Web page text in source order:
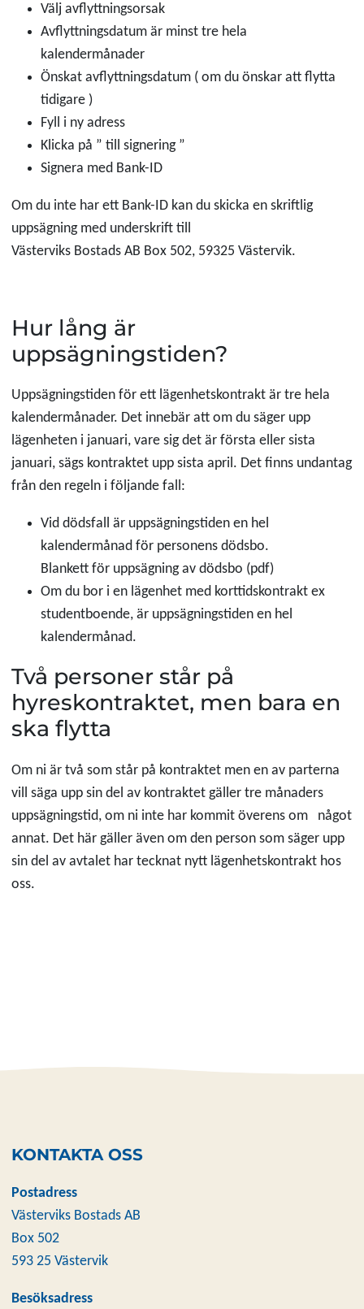
Välj avflyttningsorsak
Avflyttningsdatum är minst tre hela
kalendermånader
Önskat avflyttningsdatum ( om du önskar att flytta
tidigare )
Fyll i ny adress
Klicka på ” till signering ”
Signera med Bank-ID
Om du inte har ett Bank-ID kan du skicka en skriftlig
uppsägning med underskrift till
Västerviks Bostads AB Box 502, 59325 Västervik.
Hur lång är
uppsägningstiden?
Uppsägningstiden för ett lägenhetskontrakt är tre hela
kalendermånader. Det innebär att om du säger upp
lägenheten i januari, vare sig det är första eller sista
januari, sägs kontraktet upp sista april. Det finns undantag
från den regeln i följande fall:
Vid dödsfall är uppsägningstiden en hel
kalendermånad för personens dödsbo.
Blankett för uppsägning av dödsbo (pdf)
Om du bor i en lägenhet med korttidskontrakt ex
studentboende, är uppsägningstiden en hel
kalendermånad.
Två personer står på
hyreskontraktet, men bara en
ska flytta
Om ni är två som står på kontraktet men en av parterna
vill säga upp sin del av kontraktet gäller tre månaders
uppsägningstid, om ni inte har kommit överens om något
annat. Det här gäller även om den person som säger upp
sin del av avtalet har tecknat nytt lägenhetskontrakt hos
oss.
KONTAKTA OSS
Postadress
Västerviks Bostads AB
Box 502
593 25 Västervik
Besöksadress